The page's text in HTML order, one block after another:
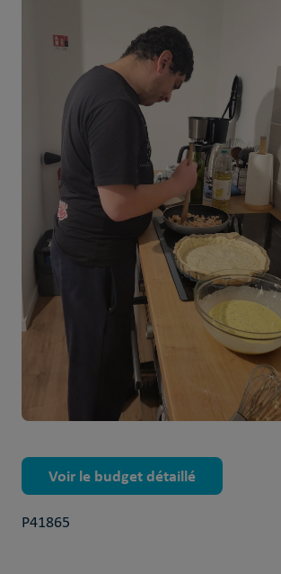
Voir le budget détaillé
P41865